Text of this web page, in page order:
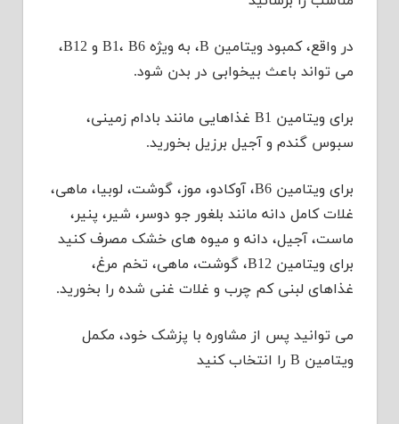
در واقع، کمبود ویتامین B، به ویژه B1، B6 و B12،
می تواند باعث بیخوابی در بدن شود.
برای ویتامین B1 غذاهایی مانند بادام زمینی،
سبوس گندم و آجیل برزیل بخورید.
برای ویتامین B6، آوکادو، موز، گوشت، لوبیا، ماهی،
غلات کامل دانه مانند بلغور جو دوسر، شیر، پنیر،
ماست، آجیل، دانه و میوه های خشک مصرف کنید
برای ویتامین B12، گوشت، ماهی، تخم مرغ،
غذاهای لبنی کم چرب و غلات غنی شده را بخورید.
می توانید پس از مشاوره با پزشک خود، مکمل
ویتامین B را انتخاب کنید